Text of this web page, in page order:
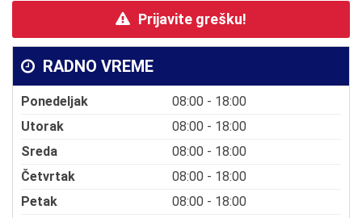
Prijavite grešku!
RADNO VREME
Ponedeljak
08:00 - 18:00
Utorak
08:00 - 18:00
Sreda
08:00 - 18:00
Četvrtak
08:00 - 18:00
Petak
08:00 - 18:00